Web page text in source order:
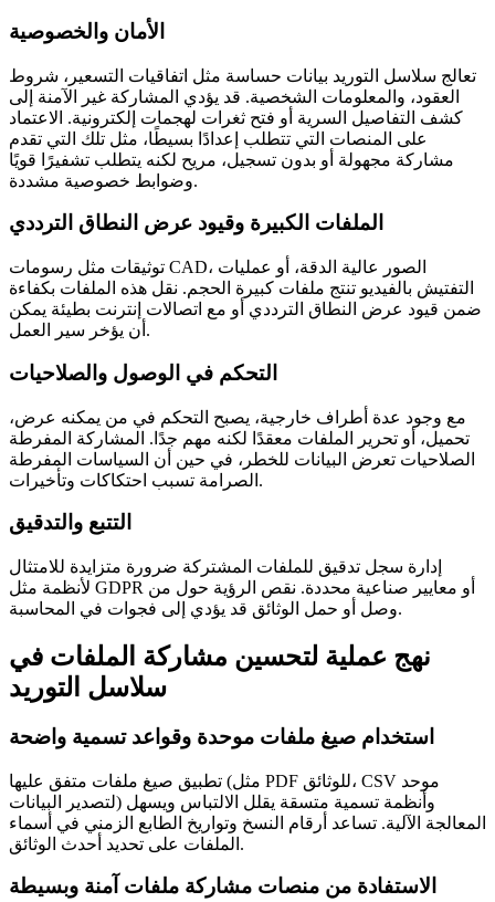
الأمان والخصوصية
تعالج سلاسل التوريد بيانات حساسة مثل اتفاقيات التسعير، شروط
العقود، والمعلومات الشخصية. قد يؤدي المشاركة غير الآمنة إلى
كشف التفاصيل السرية أو فتح ثغرات لهجمات إلكترونية. الاعتماد
على المنصات التي تتطلب إعدادًا بسيطًا، مثل تلك التي تقدم
مشاركة مجهولة أو بدون تسجيل، مريح لكنه يتطلب تشفيرًا قويًا
وضوابط خصوصية مشددة.
الملفات الكبيرة وقيود عرض النطاق الترددي
توثيقات مثل رسومات CAD، الصور عالية الدقة، أو عمليات
التفتيش بالفيديو تنتج ملفات كبيرة الحجم. نقل هذه الملفات بكفاءة
ضمن قيود عرض النطاق الترددي أو مع اتصالات إنترنت بطيئة يمكن
أن يؤخر سير العمل.
التحكم في الوصول والصلاحيات
مع وجود عدة أطراف خارجية، يصبح التحكم في من يمكنه عرض،
تحميل، أو تحرير الملفات معقدًا لكنه مهم جدًا. المشاركة المفرطة
الصلاحيات تعرض البيانات للخطر، في حين أن السياسات المفرطة
الصرامة تسبب احتكاكات وتأخيرات.
التتبع والتدقيق
إدارة سجل تدقيق للملفات المشتركة ضرورة متزايدة للامتثال
لأنظمة مثل GDPR أو معايير صناعية محددة. نقص الرؤية حول من
وصل أو حمل الوثائق قد يؤدي إلى فجوات في المحاسبة.
نهج عملية لتحسين مشاركة الملفات في
سلاسل التوريد
استخدام صيغ ملفات موحدة وقواعد تسمية واضحة
تطبيق صيغ ملفات متفق عليها (مثل PDF للوثائق، CSV موحد
لتصدير البيانات) وأنظمة تسمية متسقة يقلل الالتباس ويسهل
المعالجة الآلية. تساعد أرقام النسخ وتواريخ الطابع الزمني في أسماء
الملفات على تحديد أحدث الوثائق.
الاستفادة من منصات مشاركة ملفات آمنة وبسيطة